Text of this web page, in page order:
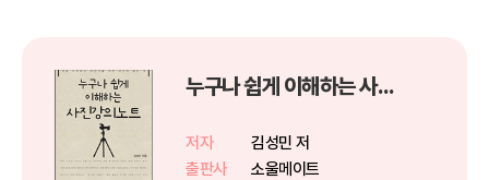
누구나 쉽게 이해하는 사진강의노트
저자
김성민 저
출판사
소울메이트